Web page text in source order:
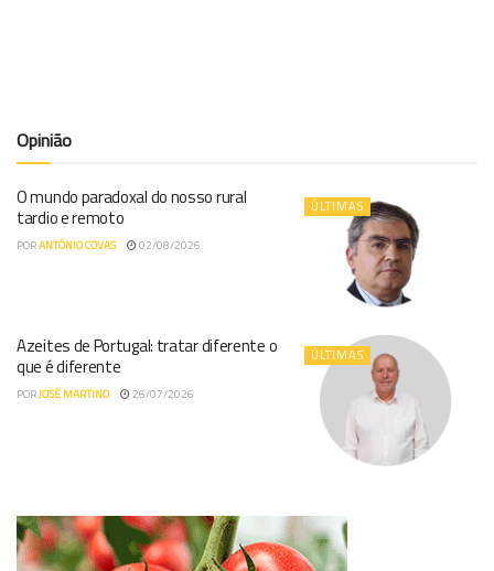
Opinião
ÚLTIMAS
O mundo paradoxal do nosso rural
tardio e remoto
PORANTÓNIO COVAS 02/08/2026
ÚLTIMAS
Azeites de Portugal: tratar diferente o
que é diferente
PORJOSÉ MARTINO 26/07/2026